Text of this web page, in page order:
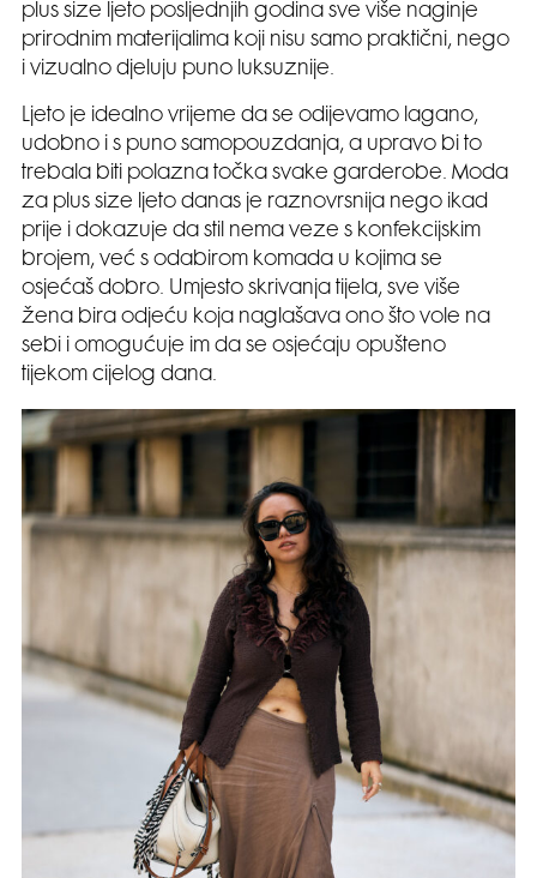
plus size ljeto posljednjih godina sve više naginje
prirodnim materijalima koji nisu samo praktični, nego
i vizualno djeluju puno luksuznije.
Ljeto je idealno vrijeme da se odijevamo lagano,
udobno i s puno samopouzdanja, a upravo bi to
trebala biti polazna točka svake garderobe. Moda
za plus size ljeto danas je raznovrsnija nego ikad
prije i dokazuje da stil nema veze s konfekcijskim
brojem, već s odabirom komada u kojima se
osjećaš dobro. Umjesto skrivanja tijela, sve više
žena bira odjeću koja naglašava ono što vole na
sebi i omogućuje im da se osjećaju opušteno
tijekom cijelog dana.